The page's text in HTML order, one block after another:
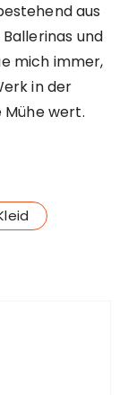
aus
und
mich immer,
in der
Mühe wert.